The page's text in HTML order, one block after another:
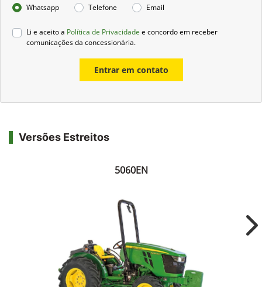
Whatsapp Telefone Email
Li e aceito a Política de Privacidade e concordo em receber
comunicações da concessionária.
Entrar em contato
Versões Estreitos
5060EN